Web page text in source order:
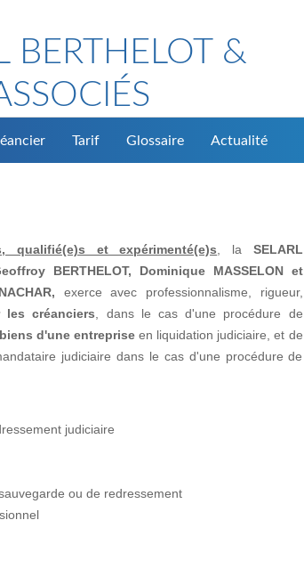
BERTHELOT &
Tarif Glossaire Actualité
qualifié(e)s et expérimenté(e)s , la SELARL
BERTHELOT, Dominique MASSELON et
exerce avec professionnalisme, rigueur,
les créanciers , dans le cas d'une procédure de
d'une entreprise en liquidation judiciaire, et de
judiciaire dans le cas d'une procédure de
judiciaire
ou de redressement